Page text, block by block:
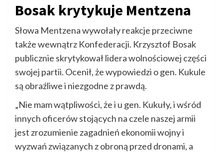
Bosak krytykuje Mentzena
Słowa Mentzena wywołały reakcje przeciwne
także wewnątrz Konfederacji. Krzysztof Bosak
publicznie skrytykował lidera wolnościowej części
swojej partii. Ocenił, że wypowiedzi o gen. Kukule
są obraźliwe i niezgodne z prawdą.
„Nie mam wątpliwości, że i u gen. Kukuły, i wśród
innych oficerów stojących na czele naszej armii
jest zrozumienie zagadnień ekonomii wojny i
wyzwań związanych z obroną przed dronami, a